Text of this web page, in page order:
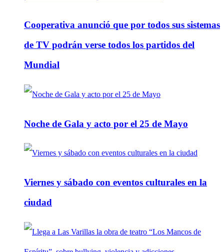
Cooperativa anunció que por todos sus sistemas
de TV podrán verse todos los partidos del
Mundial
Noche de Gala y acto por el 25 de Mayo
Viernes y sábado con eventos culturales en la
ciudad